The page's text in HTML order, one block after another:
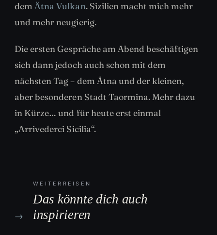
demÄtna Vulkan. Sizilien macht mich mehr
und mehr neugierig.
Die ersten Gespräche am Abend beschäftigen
sich dann jedoch auch schon mit dem
nächsten Tag – dem Ätna und der kleinen,
aber besonderen Stadt Taormina. Mehr dazu
in Kürze… und für heute erst einmal
„Arrivederci Sicilia“.
→
WEITERREISEN
Das könnte dich auch
inspirieren